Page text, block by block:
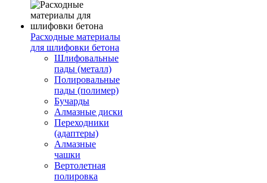
Расходные материалы
для шлифовки бетона
Шлифовальные
пады (металл)
Полировальные
пады (полимер)
Бучарды
Алмазные диски
Переходники
(адаптеры)
Алмазные
чашки
Вертолетная
полировка